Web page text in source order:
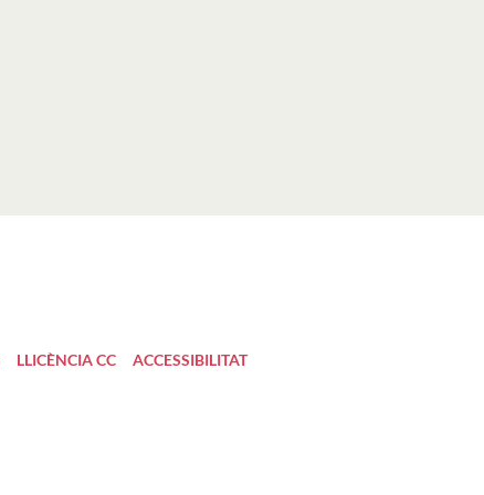
LLICÈNCIA CC ACCESSIBILITAT